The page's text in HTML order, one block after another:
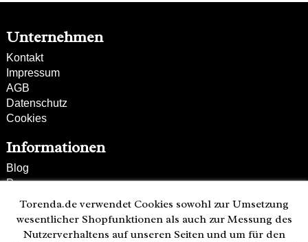
Unternehmen
Kontakt
Impressum
AGB
Datenschutz
Cookies
Informationen
Blog
Presse
Partner
Versand und Zahlung
Bestellung wiederrufen
Torenda.de verwendet Cookies sowohl zur Umsetzung
wesentlicher Shopfunktionen als auch zur Messung des
Nutzerverhaltens auf unseren Seiten und um für den